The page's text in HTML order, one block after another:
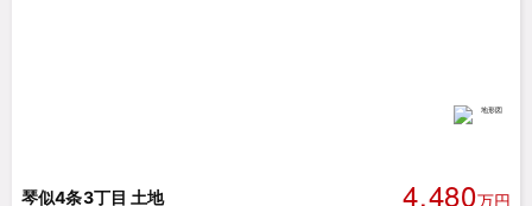
琴似4条3丁目 土地 4,480万円